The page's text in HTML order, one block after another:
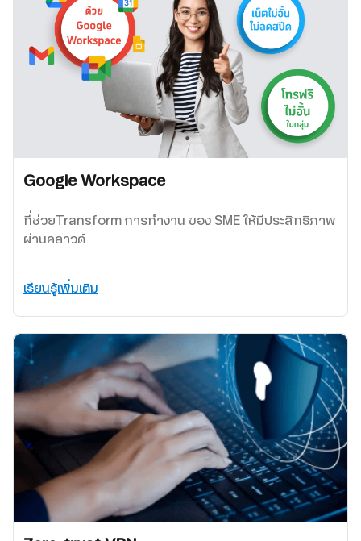
Google Workspace
ที่ช่วยTransform การทำงาน ของ SME ให้มีประสิทธิภาพ
ผ่านคลาวด์
เรียนรู้เพิ่มเติม